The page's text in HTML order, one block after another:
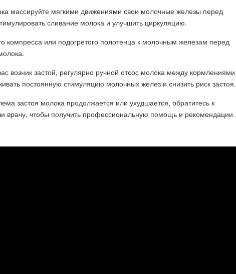
массируйте мягкими движениями свои молочные железы перед
сливание молока и улучшить циркуляцию.
компресса или подогретого полотенца к молочным железам перед
возник застой, регулярно ручной отсос молока между кормлениями
постоянную стимуляцию молочных желез и снизить риск застоя.
застоя молока продолжается или ухудшается, обратитесь к
врачу, чтобы получить профессиональную помощь и рекомендации.